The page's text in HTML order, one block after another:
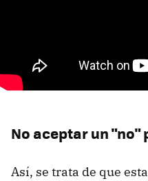
No aceptar un "no"
Así, se trata de que